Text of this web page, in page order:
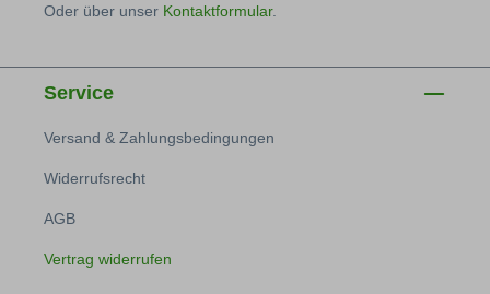
Oder über unser Kontaktformular.
Service
Versand & Zahlungsbedingungen
Widerrufsrecht
AGB
Vertrag widerrufen